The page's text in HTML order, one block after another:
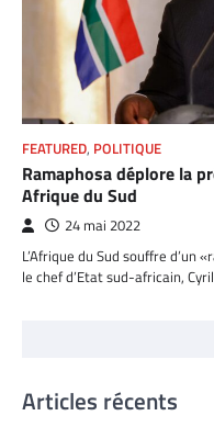
FEATURED, POLITIQUE
Ramaphosa déplore la
Afrique du Sud
24 mai 2022
L’Afrique du Sud souffre d’un
le chef d’Etat sud-africain,
Articles récents